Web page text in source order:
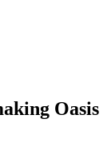
Oasis